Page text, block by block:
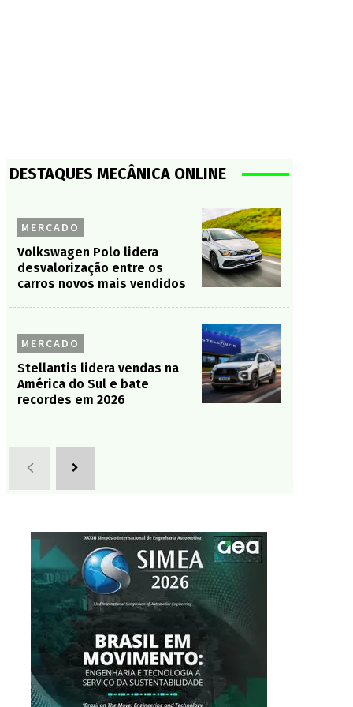
DESTAQUES MECÂNICA ONLINE
MERCADO
Volkswagen Polo lidera
desvalorização entre os
carros novos mais vendidos
MERCADO
Stellantis lidera vendas na
América do Sul e bate
recordes em 2026